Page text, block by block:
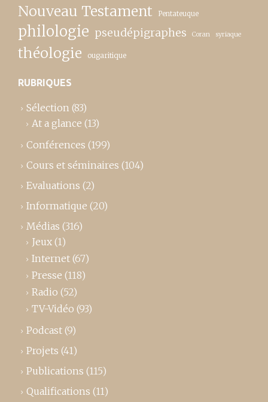
Nouveau Testament Pentateuque
philologie pseudépigraphes Coran syriaque
théologie ougaritique
RUBRIQUES
Sélection (83)
At a glance (13)
Conférences (199)
Cours et séminaires (104)
Evaluations (2)
Informatique (20)
Médias (316)
Jeux (1)
Internet (67)
Presse (118)
Radio (52)
TV-Vidéo (93)
Podcast (9)
Projets (41)
Publications (115)
Qualifications (11)